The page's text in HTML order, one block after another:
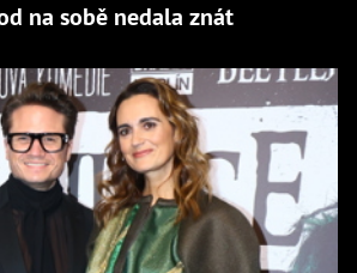
na sobě nedala znát